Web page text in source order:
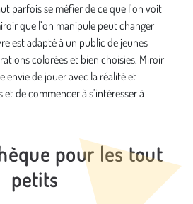
parfois se méfier de ce que l’on voit
que l’on manipule peut changer
est adapté à un public de jeunes
colorées et bien choisies. Miroir
envie de jouer avec la réalité et
et de commencer à s’intéresser à
pour les tout
petits